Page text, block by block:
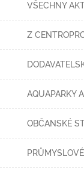
VŠECHNY
Z
AQUAPARKY
OBČANSKÉ